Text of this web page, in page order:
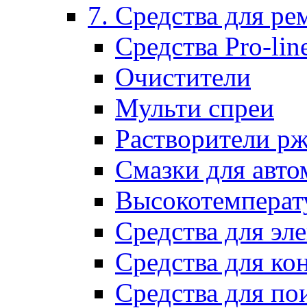
7. Средства для
Средства Pro-
Очистители
Мульти спреи
Растворители
Смазки для
Средства для
Средства для
Средства для